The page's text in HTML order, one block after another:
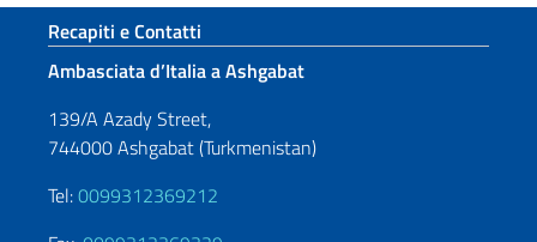
Sezione footer
Recapiti e Contatti
Ambasciata d’Italia a Ashgabat
139/A Azady Street,
744000 Ashgabat (Turkmenistan)
Tel:0099312369212